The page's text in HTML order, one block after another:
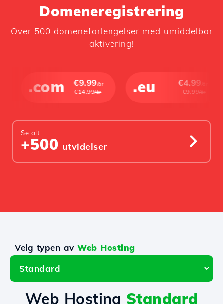
Domeneregistrering
Over 500 domeneforlengelser med umiddelbar
aktivering!
.com €9.99/år
€14.99/år .eu €4.99/år
€9.99/år
Se alt
+500 utvidelser
Velg typen av Web Hosting
Web Hosting Standard